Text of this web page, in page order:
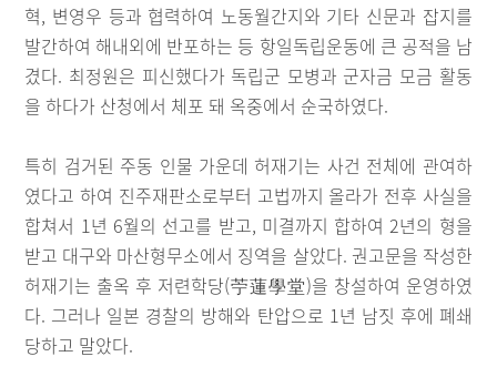
혁, 변영우 등과 협력하여 노동월간지와 기타 신문과 잡지를
발간하여 해내외에 반포하는 등 항일독립운동에 큰 공적을 남
겼다. 최정원은 피신했다가 독립군 모병과 군자금 모금 활동
을 하다가 산청에서 체포 돼 옥중에서 순국하였다.
특히 검거된 주동 인물 가운데 허재기는 사건 전체에 관여하
였다고 하여 진주재판소로부터 고법까지 올라가 전후 사실을
합쳐서 1년 6월의 선고를 받고, 미결까지 합하여 2년의 형을
받고 대구와 마산형무소에서 징역을 살았다. 권고문을 작성한
허재기는 출옥 후 저련학당(苧蓮學堂)을 창설하여 운영하였
다. 그러나 일본 경찰의 방해와 탄압으로 1년 남짓 후에 폐쇄
당하고 말았다.